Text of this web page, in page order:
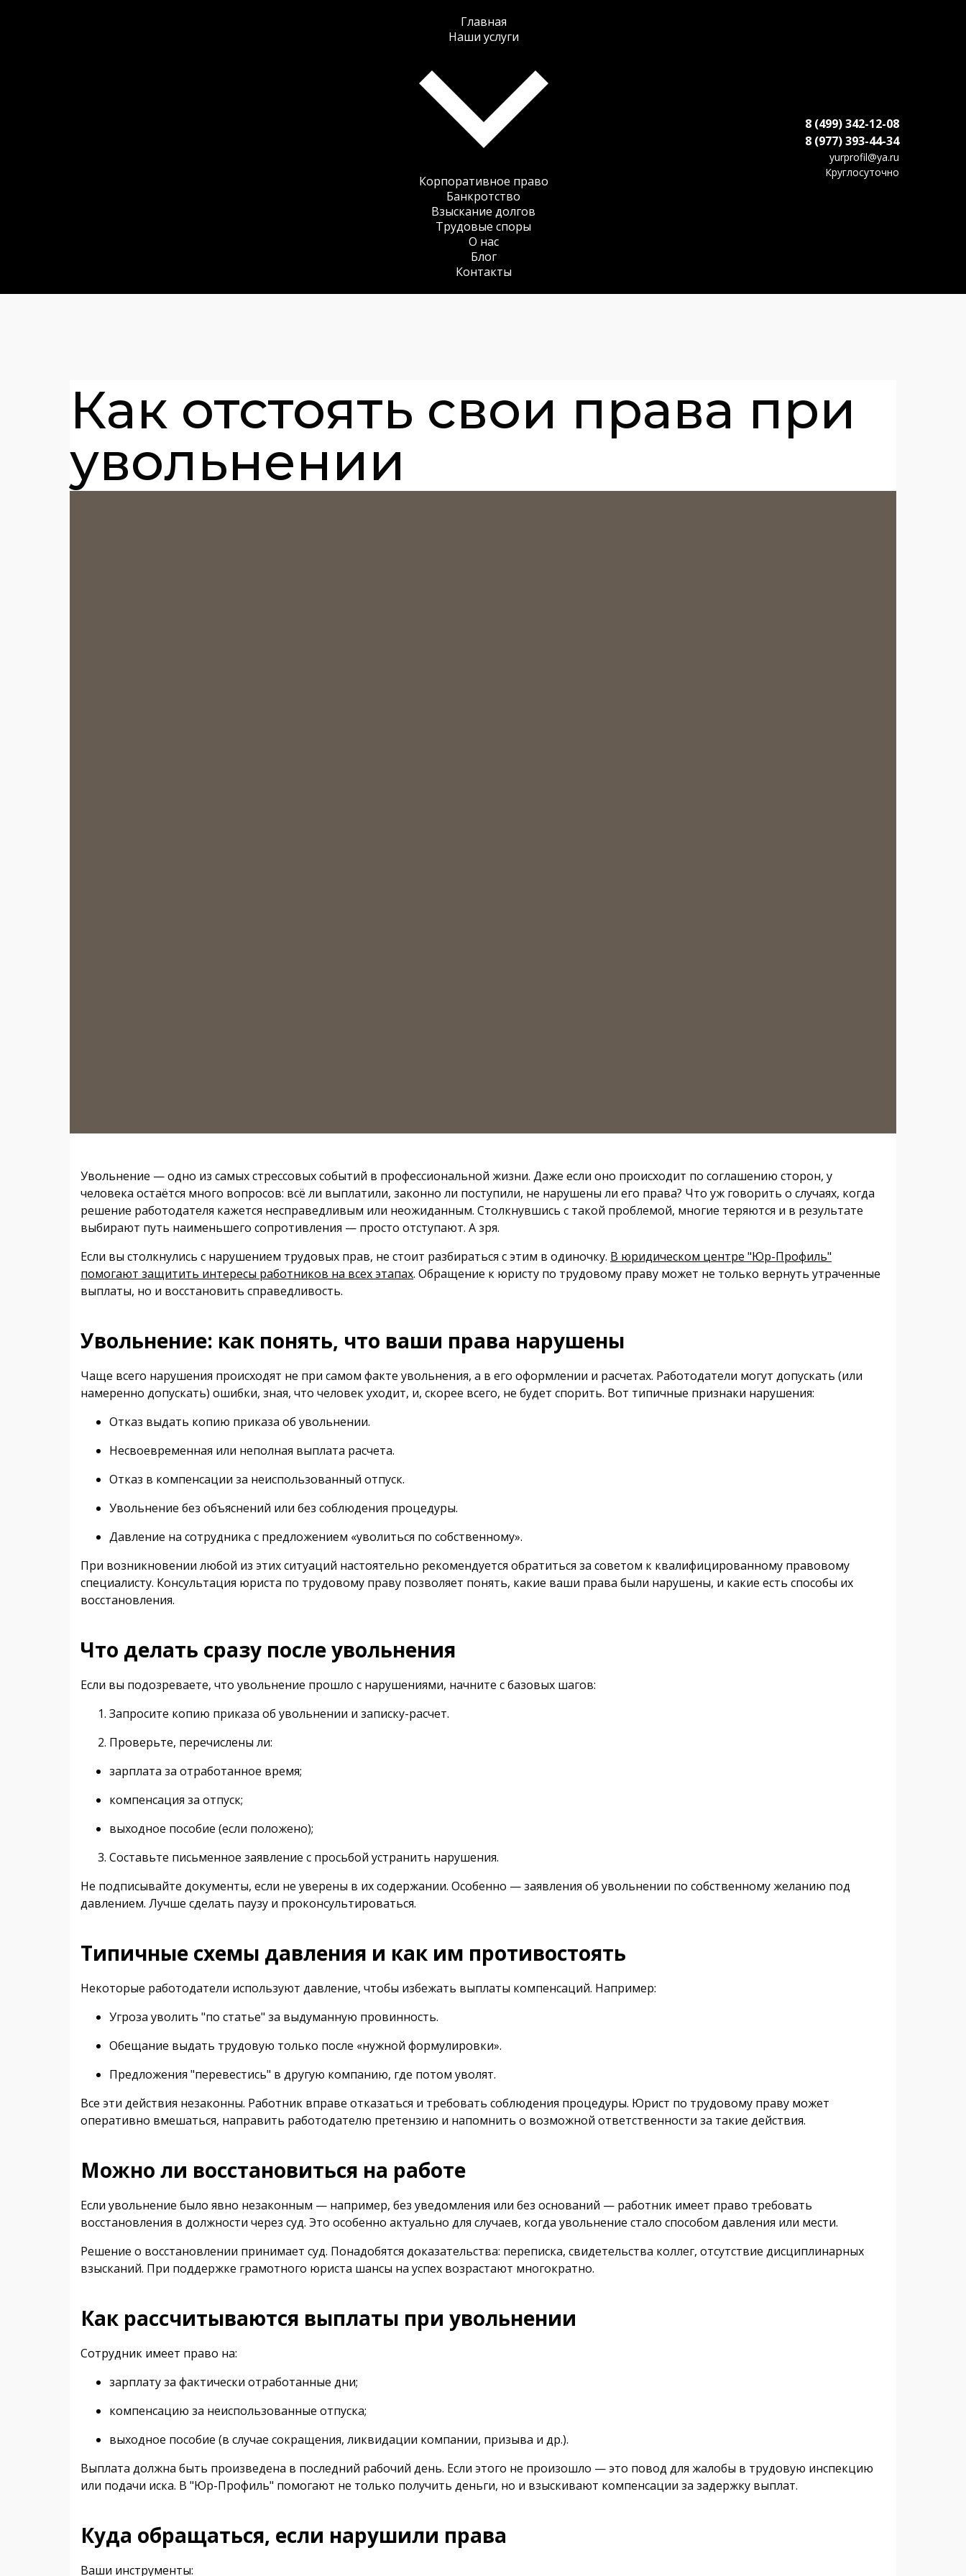
Главная
Наши услуги
Корпоративное право
Банкротство
Взыскание долгов
Трудовые споры
О нас
Блог
Контакты
8 (499) 342-12-08
8 (977) 393-44-34
yurprofil@ya.ru
Круглосуточно
Как отстоять свои права при
увольнении
Увольнение — одно из самых стрессовых событий в профессиональной жизни. Даже если оно происходит по соглашению сторон, у
человека остаётся много вопросов: всё ли выплатили, законно ли поступили, не нарушены ли его права? Что уж говорить о случаях, когда
решение работодателя кажется несправедливым или неожиданным. Столкнувшись с такой проблемой, многие теряются и в результате
выбирают путь наименьшего сопротивления — просто отступают. А зря.
Если вы столкнулись с нарушением трудовых прав, не стоит разбираться с этим в одиночку. В юридическом центре "Юр-Профиль"
помогают защитить интересы работников на всех этапах. Обращение к юристу по трудовому праву может не только вернуть утраченные
выплаты, но и восстановить справедливость.
Увольнение: как понять, что ваши права нарушены
Чаще всего нарушения происходят не при самом факте увольнения, а в его оформлении и расчетах. Работодатели могут допускать (или
намеренно допускать) ошибки, зная, что человек уходит, и, скорее всего, не будет спорить. Вот типичные признаки нарушения:
Отказ выдать копию приказа об увольнении.
Несвоевременная или неполная выплата расчета.
Отказ в компенсации за неиспользованный отпуск.
Увольнение без объяснений или без соблюдения процедуры.
Давление на сотрудника с предложением «уволиться по собственному».
При возникновении любой из этих ситуаций настоятельно рекомендуется обратиться за советом к квалифицированному правовому
специалисту. Консультация юриста по трудовому праву позволяет понять, какие ваши права были нарушены, и какие есть способы их
восстановления.
Что делать сразу после увольнения
Если вы подозреваете, что увольнение прошло с нарушениями, начните с базовых шагов:
Запросите копию приказа об увольнении и записку-расчет.
Проверьте, перечислены ли:
зарплата за отработанное время;
компенсация за отпуск;
выходное пособие (если положено);
Составьте письменное заявление с просьбой устранить нарушения.
Не подписывайте документы, если не уверены в их содержании. Особенно — заявления об увольнении по собственному желанию под
давлением. Лучше сделать паузу и проконсультироваться.
Типичные схемы давления и как им противостоять
Некоторые работодатели используют давление, чтобы избежать выплаты компенсаций. Например:
Угроза уволить "по статье" за выдуманную провинность.
Обещание выдать трудовую только после «нужной формулировки».
Предложения "перевестись" в другую компанию, где потом уволят.
Все эти действия незаконны. Работник вправе отказаться и требовать соблюдения процедуры. Юрист по трудовому праву может
оперативно вмешаться, направить работодателю претензию и напомнить о возможной ответственности за такие действия.
Можно ли восстановиться на работе
Если увольнение было явно незаконным — например, без уведомления или без оснований — работник имеет право требовать
восстановления в должности через суд. Это особенно актуально для случаев, когда увольнение стало способом давления или мести.
Решение о восстановлении принимает суд. Понадобятся доказательства: переписка, свидетельства коллег, отсутствие дисциплинарных
взысканий. При поддержке грамотного юриста шансы на успех возрастают многократно.
Как рассчитываются выплаты при увольнении
Сотрудник имеет право на:
зарплату за фактически отработанные дни;
компенсацию за неиспользованные отпуска;
выходное пособие (в случае сокращения, ликвидации компании, призыва и др.).
Выплата должна быть произведена в последний рабочий день. Если этого не произошло — это повод для жалобы в трудовую инспекцию
или подачи иска. В "Юр-Профиль" помогают не только получить деньги, но и взыскивают компенсации за задержку выплат.
Куда обращаться, если нарушили права
Ваши инструменты: